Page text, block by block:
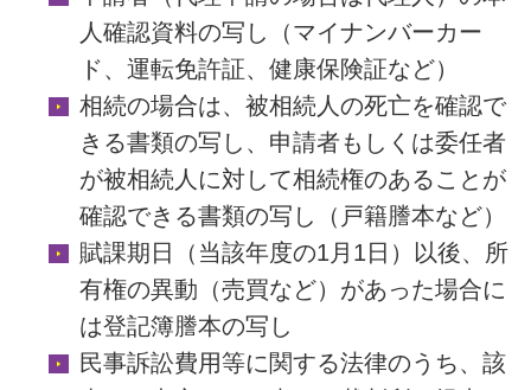
人確認資料の写し（マイナンバーカー
ド、運転免許証、健康保険証など）
相続の場合は、被相続人の死亡を確認で
きる書類の写し、申請者もしくは委任者
が被相続人に対して相続権のあることが
確認できる書類の写し（戸籍謄本など）
賦課期日（当該年度の1月1日）以後、所
有権の異動（売買など）があった場合に
は登記簿謄本の写し
民事訴訟費用等に関する法律のうち、該